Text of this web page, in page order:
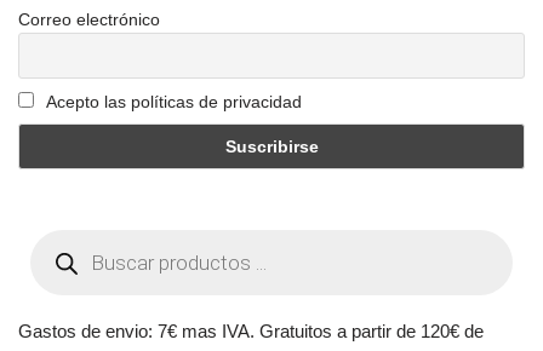
Correo electrónico
Acepto las políticas de privacidad
Gastos de envio: 7€ mas IVA. Gratuitos a partir de 120€ de